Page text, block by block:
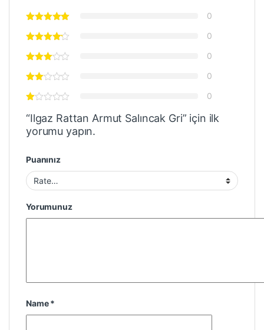
0
0
0
0
0
“Ilgaz Rattan Armut Salıncak Gri” için ilk
yorumu yapın.
Puanınız
Yorumunuz
Name*